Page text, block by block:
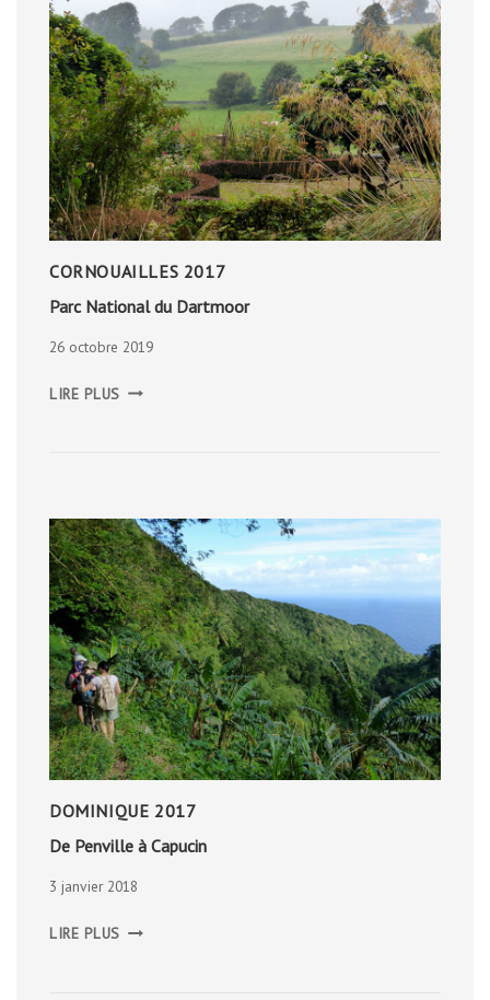
CORNOUAILLES 2017
Parc National du Dartmoor
26 octobre 2019
LIRE PLUS NATIONAL
DOMINIQUE 2017
De Penville à Capucin
3 janvier 2018
LIRE PLUS PENVILLE